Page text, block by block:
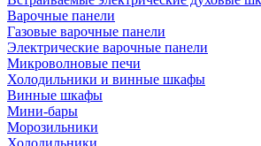
Варочные панели
Газовые варочные панели
Электрические варочные панели
Микроволновые печи
Холодильники и винные шкафы
Винные шкафы
Мини-бары
Морозильники
Холодильники